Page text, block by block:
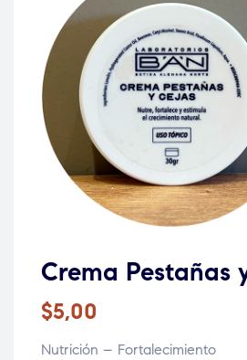
Crema Pestañas
$5,00
Nutrición – Fortalecimiento